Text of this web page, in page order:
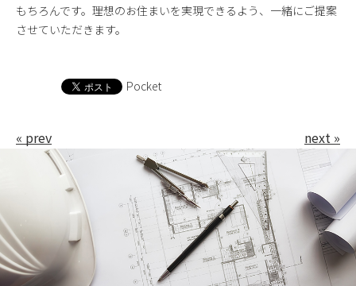
お問い合わせ
もちろんです。理想のお住まいを実現できるよう、一緒にご提案
させていただきます。
Pocket
« prev next »